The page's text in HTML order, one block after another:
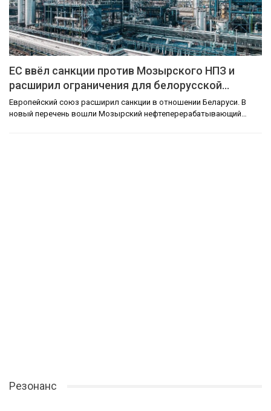
ЕС ввёл санкции против Мозырского НПЗ и
расширил ограничения для белорусской…
Европейский союз расширил санкции в отношении Беларуси. В
новый перечень вошли Мозырский нефтеперерабатывающий…
Резонанс